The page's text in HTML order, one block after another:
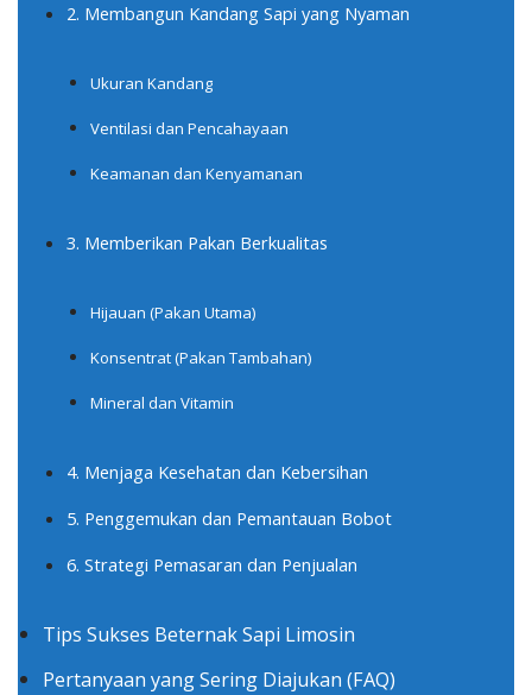
2. Membangun Kandang Sapi yang Nyaman
Ukuran Kandang
Ventilasi dan Pencahayaan
Keamanan dan Kenyamanan
3. Memberikan Pakan Berkualitas
Hijauan (Pakan Utama)
Konsentrat (Pakan Tambahan)
Mineral dan Vitamin
4. Menjaga Kesehatan dan Kebersihan
5. Penggemukan dan Pemantauan Bobot
6. Strategi Pemasaran dan Penjualan
Tips Sukses Beternak Sapi Limosin
Pertanyaan yang Sering Diajukan (FAQ)